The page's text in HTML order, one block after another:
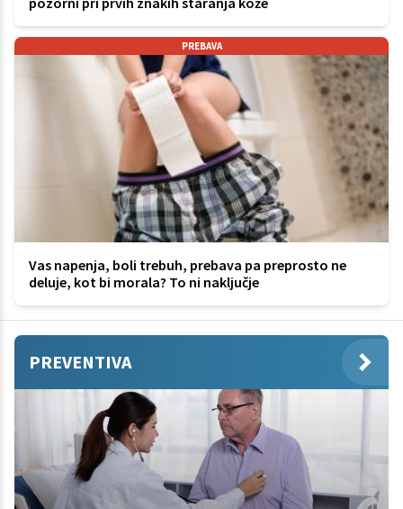
PREBAVA
Vas napenja, boli trebuh, prebava pa preprosto ne
deluje, kot bi morala? To ni naključje
PREVENTIVA